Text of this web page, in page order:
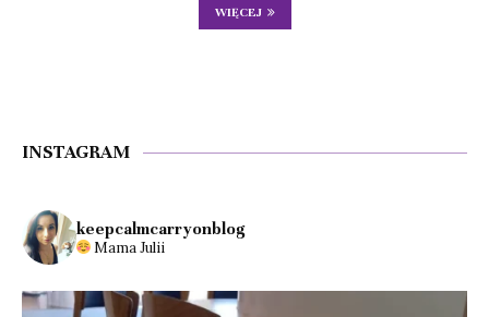
WIĘCEJ
INSTAGRAM
keepcalmcarryonblog
Mama Julii